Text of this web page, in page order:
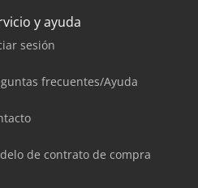
y ayuda
sesión
frecuentes/Ayuda
de contrato de compra